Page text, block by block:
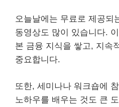
오늘날에는 무료로 제공되
동영상도 많이 있습니다.
본 금융 지식을 쌓고, 지속
중요합니다.
또한, 세미나나 워크숍에
노하우를 배우는 것도 큰